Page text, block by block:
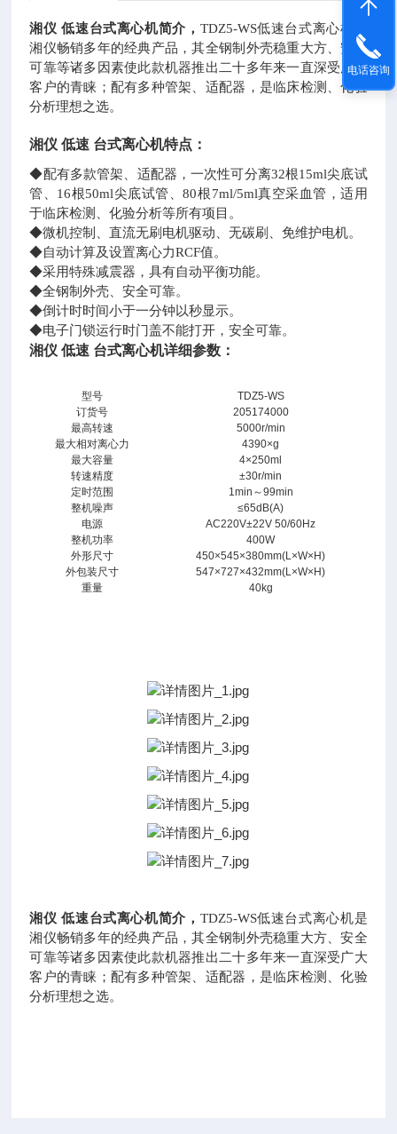
湘仪 低速台式离心机简介， TDZ5-WS低速台式离心机是
湘仪畅销多年的经典产品，其全钢制外壳稳重大方、安全
可靠等诸多因素使此款机器推出二十多年来一直深受广大
客户的青睐；配有多种管架、适配器，是临床检测、化验
分析理想之选。
湘仪 低速 台式离心机特点：
◆配有多款管架、适配器，一次性可分离32根15ml尖底试
管、16根50ml尖底试管、80根7ml/5ml真空采血管，适用
于临床检测、化验分析等所有项目。
◆微机控制、直流无刷电机驱动、无碳刷、免维护电机。
◆自动计算及设置离心力RCF值。
◆采用特殊减震器，具有自动平衡功能。
◆全钢制外壳、安全可靠。
◆倒计时时间小于一分钟以秒显示。
◆电子门锁运行时门盖不能打开，安全可靠。
湘仪 低速 台式离心机详细参数：
型号
TDZ5-WS
订货号
205174000
最高转速
5000r/min
最大相对离心力
4390×g
最大容量
4×250ml
转速精度
±30r/min
定时范围
1min～99min
整机噪声
≤65dB(A)
电源
AC220V±22V 50/60Hz
整机功率
400W
外形尺寸
450×545×380mm(L×W×H)
外包装尺寸
547×727×432mm(L×W×H)
重量
40kg
湘仪 低速台式离心机简介， TDZ5-WS低速台式离心机是
湘仪畅销多年的经典产品，其全钢制外壳稳重大方、安全
可靠等诸多因素使此款机器推出二十多年来一直深受广大
客户的青睐；配有多种管架、适配器，是临床检测、化验
分析理想之选。
电话咨询